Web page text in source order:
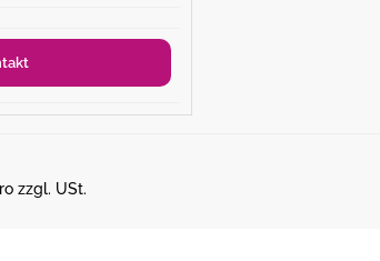
zzgl. USt.